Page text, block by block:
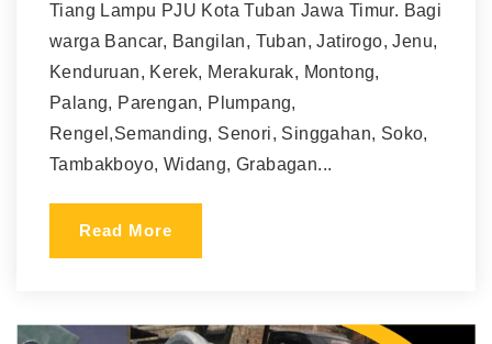
Tiang Lampu PJU Kota Tuban Jawa Timur. Bagi
warga Bancar, Bangilan, Tuban, Jatirogo, Jenu,
Kenduruan, Kerek, Merakurak, Montong,
Palang, Parengan, Plumpang,
Rengel,Semanding, Senori, Singgahan, Soko,
Tambakboyo, Widang, Grabagan...
Read More